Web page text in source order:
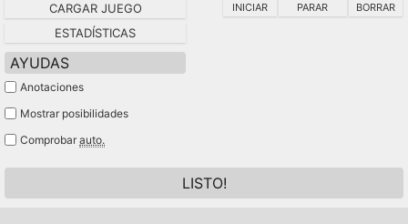
CARGAR JUEGO
ESTADÍSTICAS
AYUDAS
Anotaciones
Mostrar posibilidades
Comprobar auto.
INICIAR PARAR BORRAR
LISTO!